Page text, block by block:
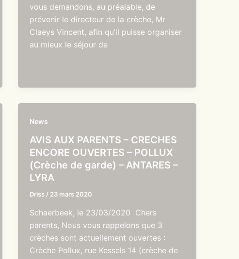
vous demandons, au préalable, de
prévenir le directeur de la crèche, Mr
Claeys Vincent, afin qu’il puisse organiser
au mieux le séjour de
News
AVIS AUX PARENTS – CRECHES
ENCORE OUVERTES – POLLUX
(Crèche de garde) – ANTARES –
LYRA
Driss / 23 mars 2020
Schaerbeek, le 23/03/2020 Chers
parents, Nous vous rappelons que 3
crèches sont actuellement ouvertes :
Crèche Pollux, rue Kessels 14 (crèche de